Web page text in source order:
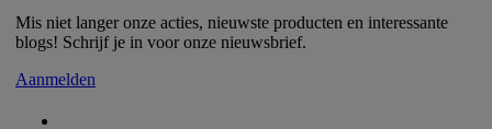
Mis niet langer onze acties, nieuwste producten en interessante
blogs! Schrijf je in voor onze nieuwsbrief.
Aanmelden